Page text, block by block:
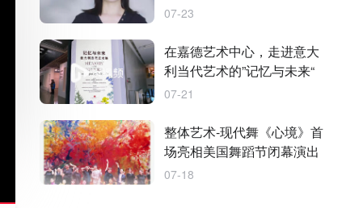
07-23
在嘉德艺术中心，走进意大
利当代艺术的”记忆与未来“
07-21
整体艺术-现代舞《心境》首
场亮相美国舞蹈节闭幕演出
07-18